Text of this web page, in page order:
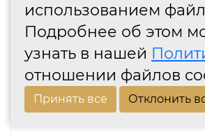
использованием
Подробнее об этом
узнать в нашей
отношении файлов
Принять все Отклонить